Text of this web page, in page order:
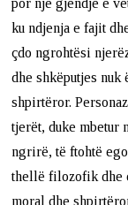
por një gjendje e
ku ndjenja e fajit
çdo ngrohtësi
dhe shkëputjes
shpirtëror.
tjerët, duke mbetur
ngrirë, të ftohtë
thellë filozofik dhe
moral dhe